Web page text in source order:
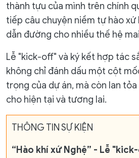
thành tựu của mình trên chính
tiếp câu chuyện niềm tự hào xứ
dẫn đường cho nhiều thế hệ
Lễ "kick-off" và ký kết hợp tác
không chỉ đánh dấu một cột
trọng của dự án, mà còn lan tỏa
cho hiện tại và tương lai.
THÔNG TIN SỰ KIỆN
“Hào khí xứ Nghệ” - Lễ